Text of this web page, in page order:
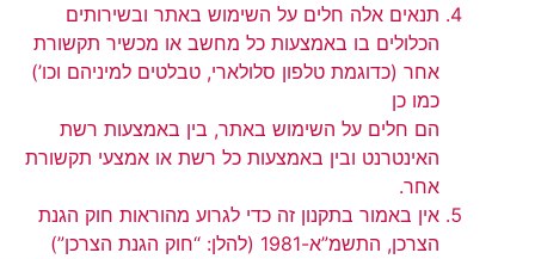
תנאים אלה חלים על השימוש באתר ובשירותים
הכלולים בו באמצעות כל מחשב או מכשיר תקשורת
אחר (כדוגמת טלפון סלולארי, טבלטים למיניהם וכו’)
כמו כן
הם חלים על השימוש באתר, בין באמצעות רשת
האינטרנט ובין באמצעות כל רשת או אמצעי תקשורת
אחר.
אין באמור בתקנון זה כדי לגרוע מהוראות חוק הגנת
הצרכן, התשמ”א-1981 (להלן: “חוק הגנת הצרכן”)